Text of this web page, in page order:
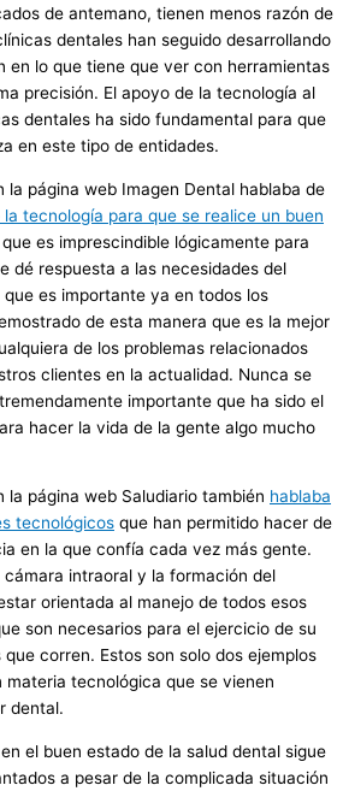
de antemano, tienen menos razón de
dentales han seguido desarrollando
en lo que tiene que ver con herramientas
precisión. El apoyo de la tecnología al
dentales ha sido fundamental para que
en este tipo de entidades.
la página web Imagen Dental hablaba de
tecnología para que se realice un buen
es imprescindible lógicamente para
dé respuesta a las necesidades del
es importante ya en todos los
de esta manera que es la mejor
de los problemas relacionados
clientes en la actualidad. Nunca se
importante que ha sido el
hacer la vida de la gente algo mucho
la página web Saludiario también hablaba
tecnológicos que han permitido hacer de
en la que confía cada vez más gente.
cámara intraoral y la formación del
orientada al manejo de todos esos
son necesarios para el ejercicio de su
corren. Estos son solo dos ejemplos
tecnológica que se vienen
dental.
el buen estado de la salud dental sigue
a pesar de la complicada situación